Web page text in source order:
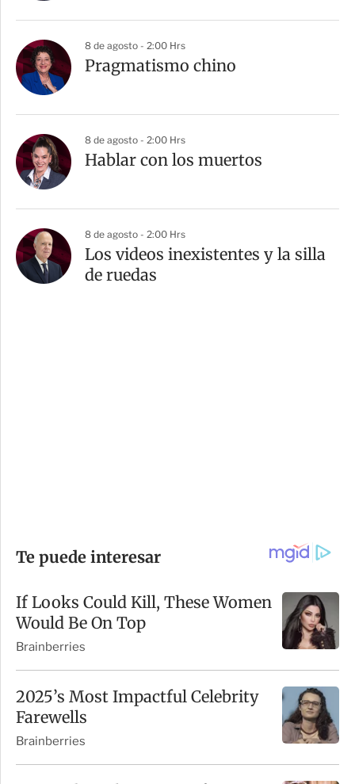
8 de agosto - 2:00 Hrs
Pragmatismo chino
8 de agosto - 2:00 Hrs
Hablar con los muertos
8 de agosto - 2:00 Hrs
Los videos inexistentes y la silla
de ruedas